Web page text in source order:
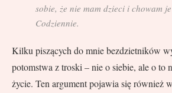
sobie, że nie mam dzieci i chowam
Codziennie.
Kilku piszących do mnie bezdzietników
potomstwa z troski – nie o siebie, ale o to
życie. Ten argument pojawia się również